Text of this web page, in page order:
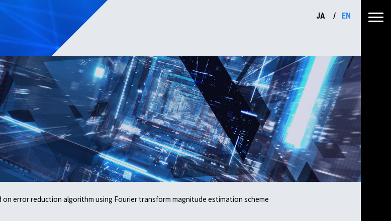
JA EN
error reduction algorithm using Fourier transform magnitude estimation scheme